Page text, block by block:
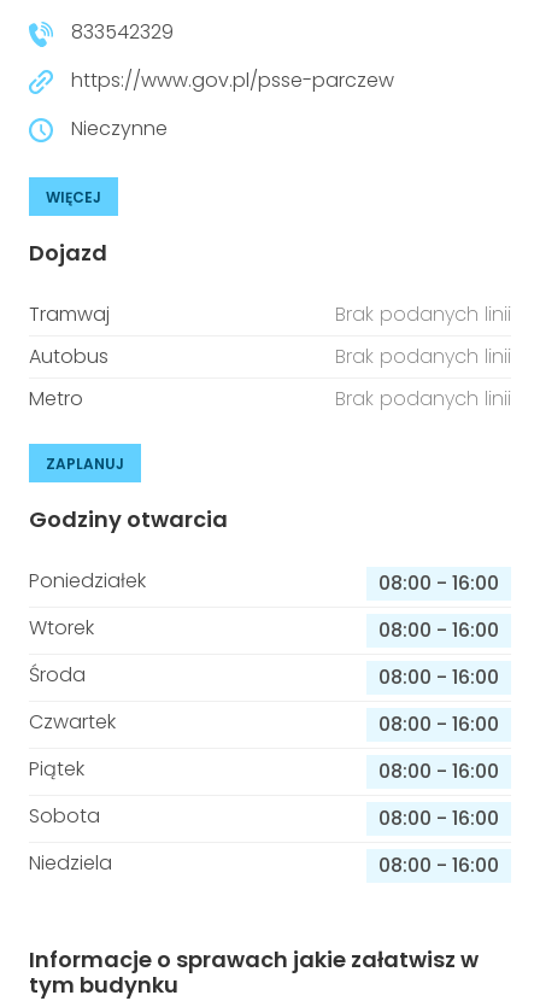
833542329
https://www.gov.pl/psse-parczew
Nieczynne
WIĘCEJ
Dojazd
Tramwaj
Brak podanych linii
Autobus
Brak podanych linii
Metro
Brak podanych linii
ZAPLANUJ
Godziny otwarcia
Poniedziałek 08:00 - 16:00
Wtorek
08:00 - 16:00
Środa
08:00 - 16:00
Czwartek
08:00 - 16:00
Piątek
08:00 - 16:00
Sobota
08:00 - 16:00
Niedziela
08:00 - 16:00
Informacje o sprawach jakie załatwisz w
tym budynku